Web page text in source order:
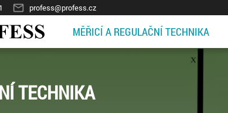
mail_outline profess@profess.cz
MĚŘICÍ A REGULAČNÍ TECHNIKA
TECHNIKA